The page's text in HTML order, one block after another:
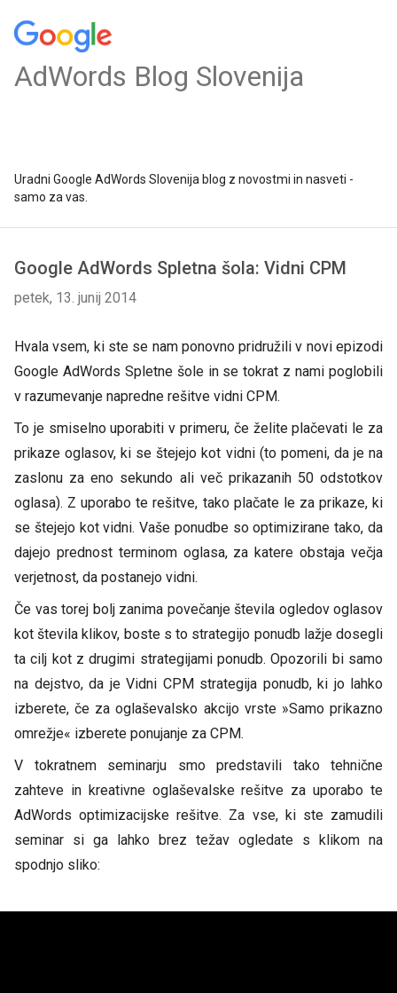
AdWords Blog Slovenija
Uradni Google AdWords Slovenija blog z novostmi in nasveti -
samo za vas.
Google AdWords Spletna šola: Vidni CPM
petek, 13. junij 2014
Hvala vsem, ki ste se nam ponovno pridružili v novi epizodi
Google AdWords Spletne šole in se tokrat z nami poglobili
v razumevanje napredne rešitve vidni CPM.
To je smiselno uporabiti v primeru, če želite plačevati le za
prikaze oglasov, ki se štejejo kot vidni (to pomeni, da je na
zaslonu za eno sekundo ali več prikazanih 50 odstotkov
oglasa). Z uporabo te rešitve, tako plačate le za prikaze, ki
se štejejo kot vidni. Vaše ponudbe so optimizirane tako, da
dajejo prednost terminom oglasa, za katere obstaja večja
verjetnost, da postanejo vidni.
Če vas torej bolj zanima povečanje števila ogledov oglasov
kot števila klikov, boste s to strategijo ponudb lažje dosegli
ta cilj kot z drugimi strategijami ponudb. Opozorili bi samo
na dejstvo, da je Vidni CPM strategija ponudb, ki jo lahko
izberete, če za oglaševalsko akcijo vrste »Samo prikazno
omrežje« izberete ponujanje za CPM.
V tokratnem seminarju smo predstavili tako tehnične
zahteve in kreativne oglaševalske rešitve za uporabo te
AdWords optimizacijske rešitve. Za vse, ki ste zamudili
seminar si ga lahko brez težav ogledate s klikom na
spodnjo sliko: